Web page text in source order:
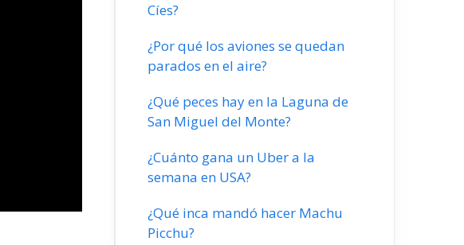
Cíes?
¿Por qué los aviones se quedan
parados en el aire?
¿Qué peces hay en la Laguna de
San Miguel del Monte?
¿Cuánto gana un Uber a la
semana en USA?
¿Qué inca mandó hacer Machu
Picchu?